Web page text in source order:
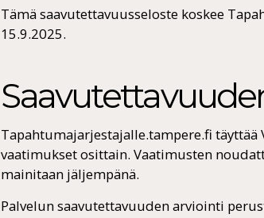
Tämä saavutettavuusseloste koskee
15.9.2025.
Tapahtumajarjestajalle.tampere.fi täyttää
vaatimukset osittain. Vaatimusten
mainitaan jäljempänä.
Palvelun saavutettavuuden arviointi